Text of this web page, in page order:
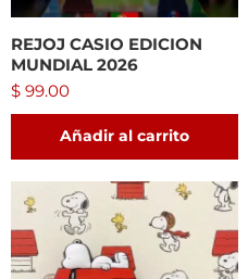
REJOJ CASIO EDICION
MUNDIAL 2026
$ 99.00
Añadir al carrito